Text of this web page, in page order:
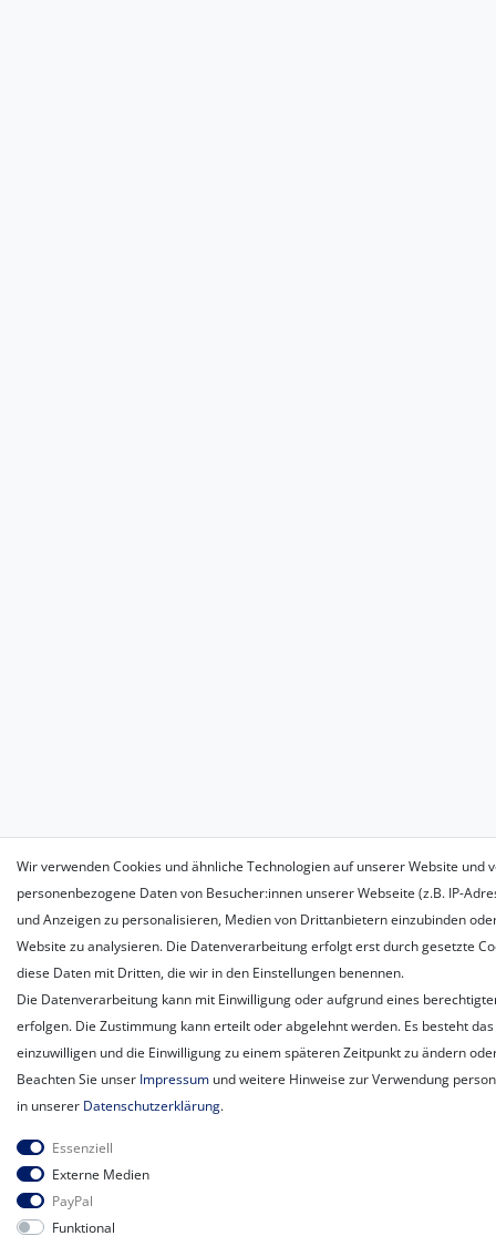
Wir verwenden Cookies und ähnliche Technologien auf unserer Website und
personenbezogene Daten von Besucher:innen unserer Webseite (z.B. IP-
und Anzeigen zu personalisieren, Medien von Drittanbietern einzubinden
Website zu analysieren. Die Datenverarbeitung erfolgt erst durch gesetzte
diese Daten mit Dritten, die wir in den Einstellungen benennen.
Die Datenverarbeitung kann mit Einwilligung oder aufgrund eines
erfolgen. Die Zustimmung kann erteilt oder abgelehnt werden. Es besteht das
einzuwilligen und die Einwilligung zu einem späteren Zeitpunkt zu ändern
Beachten Sie unser Impressum und weitere Hinweise zur Verwendung
in unserer Daten­schutz­erklärung.
Essenziell
Externe Medien
PayPal
Funktional